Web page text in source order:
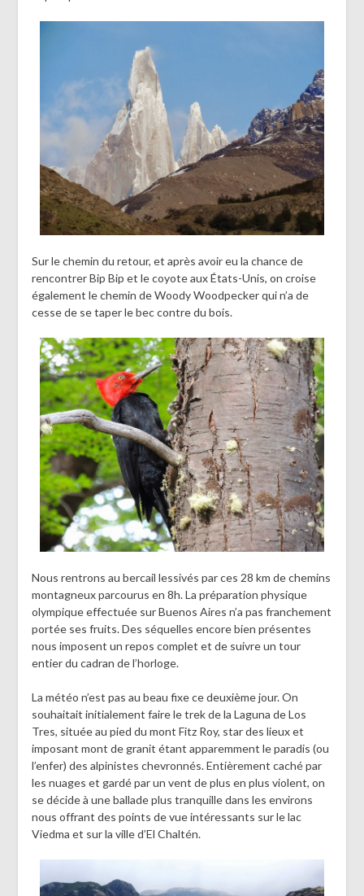
Sur le chemin du retour, et après avoir eu la chance de
rencontrer Bip Bip et le coyote aux États-Unis, on croise
également le chemin de Woody Woodpecker qui n’a de
cesse de se taper le bec contre du bois.
Nous rentrons au bercail lessivés par ces 28 km de chemins
montagneux parcourus en 8h. La préparation physique
olympique effectuée sur Buenos Aires n’a pas franchement
portée ses fruits. Des séquelles encore bien présentes
nous imposent un repos complet et de suivre un tour
entier du cadran de l’horloge.
La météo n’est pas au beau fixe ce deuxième jour. On
souhaitait initialement faire le trek de la Laguna de Los
Tres, située au pied du mont Fitz Roy, star des lieux et
imposant mont de granit étant apparemment le paradis (ou
l’enfer) des alpinistes chevronnés. Entièrement caché par
les nuages et gardé par un vent de plus en plus violent, on
se décide à une ballade plus tranquille dans les environs
nous offrant des points de vue intéressants sur le lac
Viedma et sur la ville d’El Chaltén.